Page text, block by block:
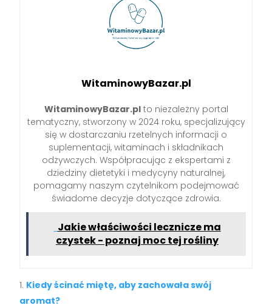
WitaminowyBazar.pl
WitaminowyBazar.plto niezależny portal
tematyczny, stworzony w 2024 roku, specjalizujący
się w dostarczaniu rzetelnych informacji o
suplementacji, witaminach i składnikach
odżywczych. Współpracując z ekspertami z
dziedziny dietetyki i medycyny naturalnej,
pomagamy naszym czytelnikom podejmować
świadome decyzje dotyczące zdrowia.
Jakie właściwości lecznicze ma
czystek - poznaj moc tej rośliny
Kiedy ścinać miętę, aby zachowała swój
aromat?